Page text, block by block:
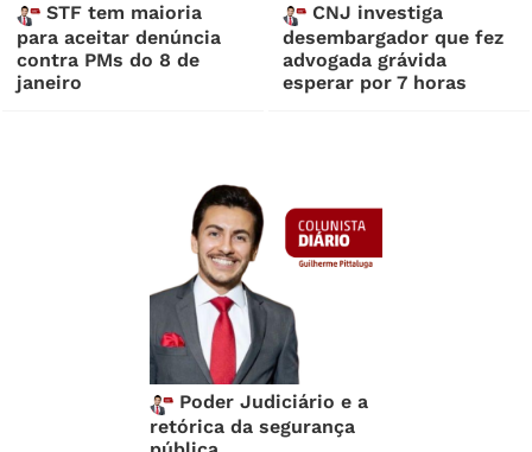
STF tem maioria
para aceitar denúncia
contra PMs do 8 de
janeiro
CNJ investiga
desembargador que fez
advogada grávida
esperar por 7 horas
Poder Judiciário e a
retórica da segurança